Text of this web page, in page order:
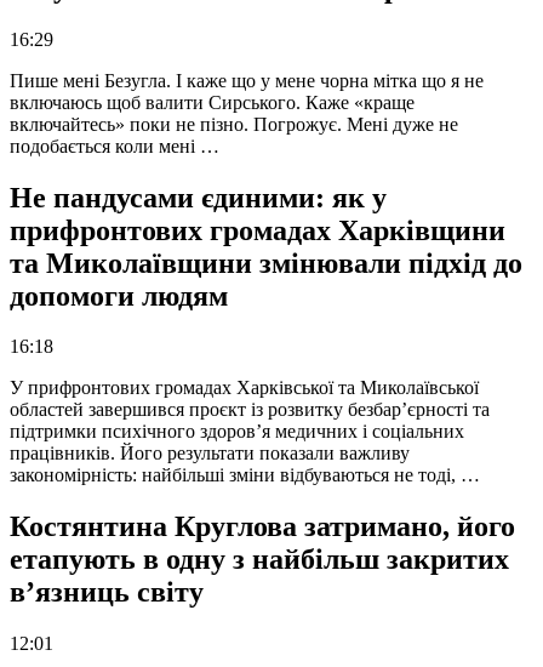
16:29
Пише мені Безугла. І каже що у мене чорна мітка що я не
включаюсь щоб валити Сирського. Каже «краще
включайтесь» поки не пізно. Погрожує. Мені дуже не
подобається коли мені …
Не пандусами єдиними: як у
прифронтових громадах Харківщини
та Миколаївщини змінювали підхід до
допомоги людям
16:18
У прифронтових громадах Харківської та Миколаївської
областей завершився проєкт із розвитку безбар’єрності та
підтримки психічного здоров’я медичних і соціальних
працівників. Його результати показали важливу
закономірність: найбільші зміни відбуваються не тоді, …
Костянтина Круглова затримано, його
етапують в одну з найбільш закритих
в’язниць світу
12:01